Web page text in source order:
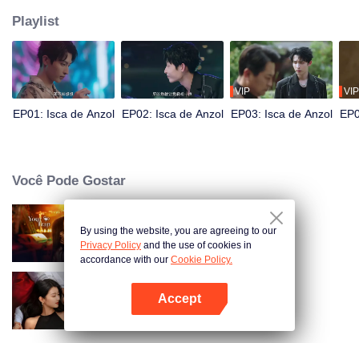
Abra o programa
beldade. Pei Zheng vai de "manter a calma" para "lutar". Os dois usam um
ao outro, mas gradualmente se tornam sinceros...
Playlist
EP01: Isca de Anzol EP02: Isca de Anzol
VIP
EP03: Isca de Anzol
VIP
Você Pode Gostar
Your Trap
Amor à beira do divórcio
By using the website, you are agreeing to our
Privacy Policy and the use of cookies in
accordance with our Cookie Policy.
Accept